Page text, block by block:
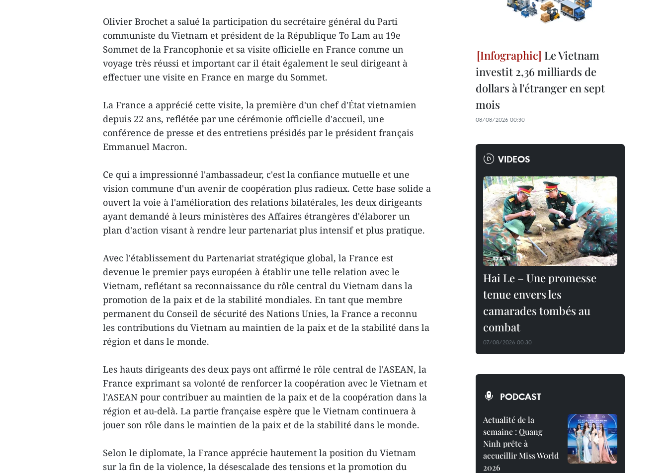
Olivier Brochet a salué la participation du secrétaire général du Parti
communiste du Vietnam et président de la République To Lam au 19e
Sommet de la Francophonie et sa visite officielle en France comme un
voyage très réussi et important car il était également le seul dirigeant à
effectuer une visite en France en marge du Sommet.
La France a apprécié cette visite, la première d'un chef d'État vietnamien
depuis 22 ans, reflétée par une cérémonie officielle d'accueil, une
conférence de presse et des entretiens présidés par le président français
Emmanuel Macron.
Ce qui a impressionné l'ambassadeur, c'est la confiance mutuelle et une
vision commune d'un avenir de coopération plus radieux. Cette base solide a
ouvert la voie à l'amélioration des relations bilatérales, les deux dirigeants
ayant demandé à leurs ministères des Affaires étrangères d'élaborer un
plan d'action visant à rendre leur partenariat plus intensif et plus pratique.
Avec l'établissement du Partenariat stratégique global, la France est
devenue le premier pays européen à établir une telle relation avec le
Vietnam, reflétant sa reconnaissance du rôle central du Vietnam dans la
promotion de la paix et de la stabilité mondiales. En tant que membre
permanent du Conseil de sécurité des Nations Unies, la France a reconnu
les contributions du Vietnam au maintien de la paix et de la stabilité dans la
région et dans le monde.
Les hauts dirigeants des deux pays ont affirmé le rôle central de l'ASEAN, la
France exprimant sa volonté de renforcer la coopération avec le Vietnam et
l'ASEAN pour contribuer au maintien de la paix et de la coopération dans la
région et au-delà. La partie française espère que le Vietnam continuera à
jouer son rôle dans le maintien de la paix et de la stabilité dans le monde.
Selon le diplomate, la France apprécie hautement la position du Vietnam
sur la fin de la violence, la désescalade des tensions et la promotion du
Le Vietnam
investit 2,36 milliards de
dollars à l'étranger en sept
mois
08/08/2026 00:30
VIDEOS
Hai Le – Une promesse
tenue envers les
camarades tombés au
combat
07/08/2026 00:30
PODCAST
Actualité de la
semaine : Quang
Ninh prête à
accueillir Miss World
2026